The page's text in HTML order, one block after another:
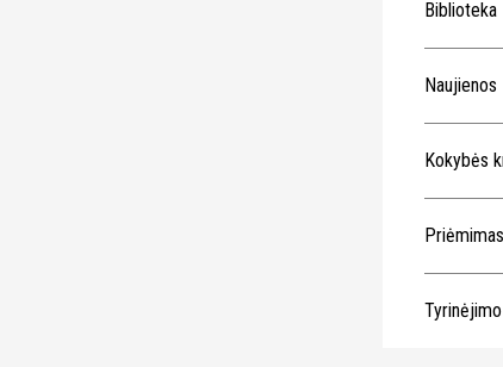
Biblioteka
Naujienos
Kokybės